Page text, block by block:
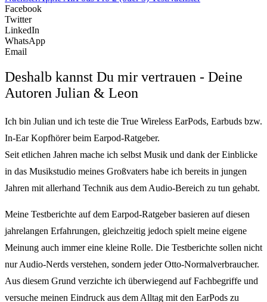
Facebook
Twitter
LinkedIn
WhatsApp
Email
Deshalb kannst Du mir vertrauen - Deine
Autoren Julian & Leon
Ich bin Julian und ich teste die True Wireless EarPods, Earbuds bzw.
In-Ear Kopfhörer beim Earpod-Ratgeber.
Seit etlichen Jahren mache ich selbst Musik und dank der Einblicke
in das Musikstudio meines Großvaters habe ich bereits in jungen
Jahren mit allerhand Technik aus dem Audio-Bereich zu tun gehabt.
Meine Testberichte auf dem Earpod-Ratgeber basieren auf diesen
jahrelangen Erfahrungen, gleichzeitig jedoch spielt meine eigene
Meinung auch immer eine kleine Rolle. Die Testberichte sollen nicht
nur Audio-Nerds verstehen, sondern jeder Otto-Normalverbraucher.
Aus diesem Grund verzichte ich überwiegend auf Fachbegriffe und
versuche meinen Eindruck aus dem Alltag mit den EarPods zu